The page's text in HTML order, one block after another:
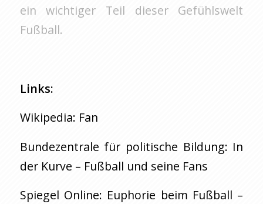
ein wich­ti­ger Teil die­ser Ge­fühls­welt
Fuß­ball.
Links:
Wi­ki­pe­dia: Fan
Bun­de­zen­tra­le für po­li­ti­sche Bil­dung: In
der Kurve – Fuß­ball und seine Fans
Spie­gel On­line: Eu­pho­rie beim Fuß­ball –